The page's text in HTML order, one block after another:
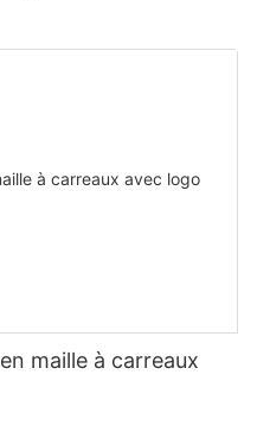
maille à carreaux